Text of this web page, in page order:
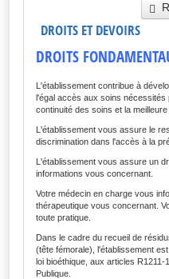
DROITS ET DEVOIRS
DROITS
L'établissement contribue à
l'égal accès aux soins
continuité des soins et la
L'établissement vous assure le
discrimination dans l'accès à la
L'établissement vous assure un
informations vous concernant.
Votre médecin en charge vous
thérapeutique vous concernant.
toute pratique.
Dans le cadre du recueil de
(tête fémorale), l'établissement
loi bioéthique, aux articles
Publique.